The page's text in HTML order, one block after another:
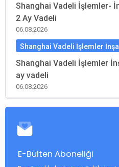
Shanghai Vadeli İşlemler-
2 Ay Vadeli
06.08.2026
Shanghai Vadeli İşlemler
Shanghai Vadeli İşlemler
ay vadeli
06.08.2026
E-Bülten Aboneliği